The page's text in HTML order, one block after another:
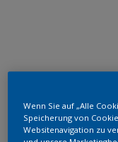
RAL 9016
SAJ16G
Wenn Sie auf „Alle
Speicherung von
Websitenavigation zu